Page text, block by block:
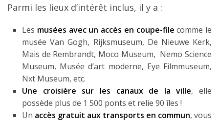
Parmi les lieux d’intérêt inclus, il y a :
Les musées avec un accès en coupe-file comme le
musée Van Gogh, Rijksmuseum, De Nieuwe Kerk,
Mais de Rembrandt, Moco Museum, Nemo Science
Museum, Musée d’art moderne, Eye Filmmuseum,
Nxt Museum, etc.
Une croisière sur les canaux de la ville, elle
possède plus de 1 500 ponts et relie 90 îles !
Un accès gratuit aux transports en commun, vous